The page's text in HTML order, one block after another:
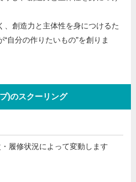
、創造力と主体性を身につけるた
自分の作りたいもの”を創りま
)のスクーリング
履修状況によって変動します